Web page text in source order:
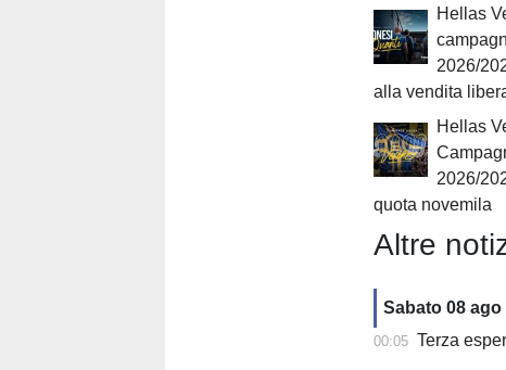
Hellas
2026/
alla vendita
Hellas
2026/
quota novemila
Altre
Sabato 08 ago
00:05 Terza